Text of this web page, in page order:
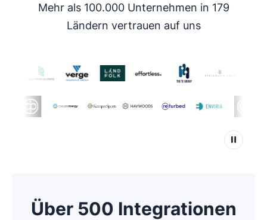
Mehr als 100.000 Unternehmen in 179
Ländern vertrauen auf uns
Über 500 Integrationen